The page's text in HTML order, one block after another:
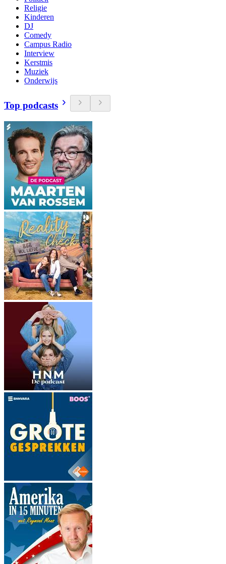
Religie
Kinderen
DJ
Comedy
Campus Radio
Interview
Kerstmis
Muziek
Onderwijs
Top podcasts